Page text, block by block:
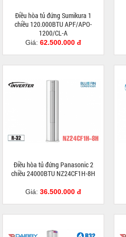
Điều hòa tủ đứng Sumikura 1
chiều 120.000BTU APF/APO-
1200/CL-A
Giá: 62.500.000 đ
Điều hòa tủ đứng Panasonic 2
chiều 24000BTU NZ24CF1H-8H
Giá: 36.500.000 đ